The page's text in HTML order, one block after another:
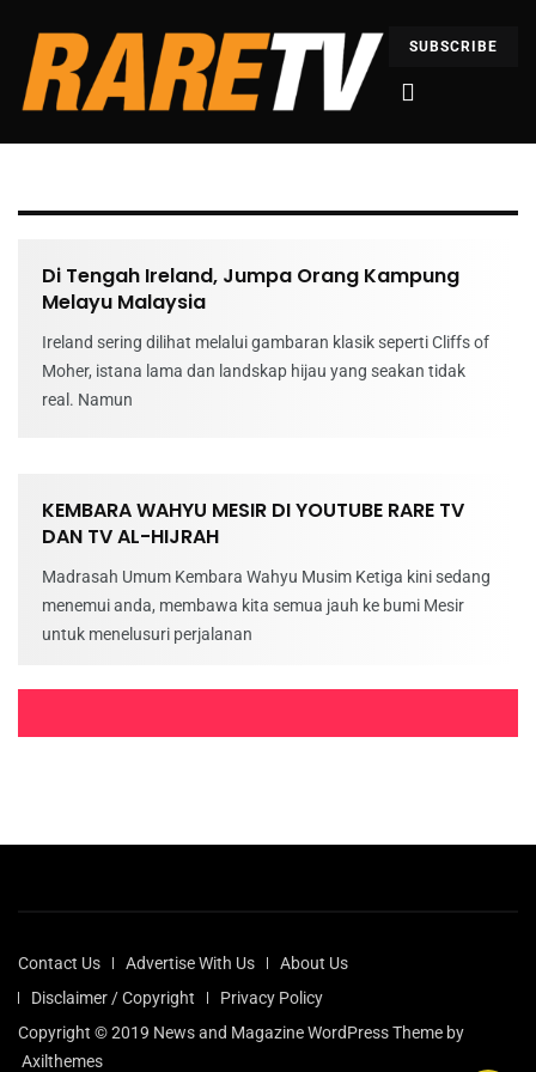
SUBSCRIBE
Di Tengah Ireland, Jumpa Orang Kampung
Melayu Malaysia
Ireland sering dilihat melalui gambaran klasik seperti Cliffs of
Moher, istana lama dan landskap hijau yang seakan tidak
real. Namun
KEMBARA WAHYU MESIR DI YOUTUBE RARE TV
DAN TV AL-HIJRAH
Madrasah Umum Kembara Wahyu Musim Ketiga kini sedang
menemui anda, membawa kita semua jauh ke bumi Mesir
untuk menelusuri perjalanan
Lebuhraya Berturap Tertinggi di Dunia
Lebuhraya Persahabatan China-Pakistan. Lebuhraya
Aktiviti di Cappadocia bermula agak awal bagi peserta yang
ingin menaiki belon udara panas sambil menyaksikan
Contact Us Advertise With Us
About Us
Disclaimer / Copyright
Privacy Policy
Copyright © 2019 News and Magazine WordPress Theme by
Axilthemes